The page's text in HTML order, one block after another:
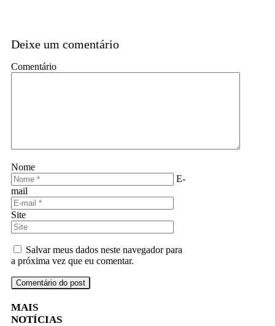
Deixe um comentário
Comentário
Nome
E-
mail
Site
Salvar meus dados neste navegador para
a próxima vez que eu comentar.
MAIS
NOTÍCIAS